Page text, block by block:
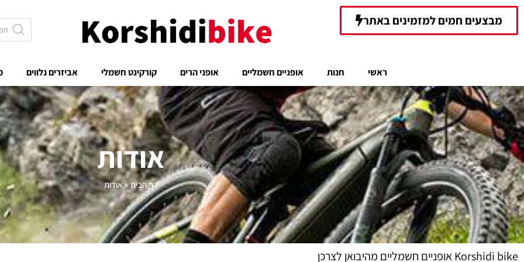
לתוכן
דילוג
מבצעים חמים למזמינים באתר Products
search
ראשי חנות אופניים חשמליים אופני הרים קורקינט חשמלי אביזרים נלווים
אודות
דף הבית»אודות
Korshidi bike אופניים חשמליים מהיבואן לצרכן